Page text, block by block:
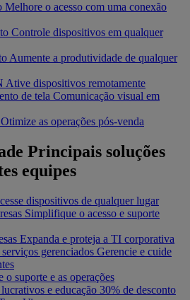
Melhore o acesso com uma conexão
Controle dispositivos em qualquer
Aumente a produtividade de qualquer
Ative dispositivos remotamente
de tela Comunicação visual em
Otimize as operações pós-venda
Principais soluções
equipes
dispositivos de qualquer lugar
Simplifique o acesso e suporte
Expanda e proteja a TI corporativa
gerenciados Gerencie e cuide
o suporte e as operações
e educação 30% de desconto